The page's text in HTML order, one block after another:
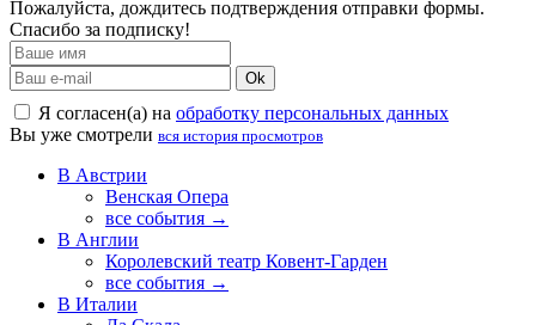
Пожалуйста, дождитесь подтверждения отправки формы.
Спасибо за подписку!
Ok
Я согласен(а) на обработку персональных данных
Вы уже смотрели вся история просмотров
В Австрии
Венская Опера
все события →
В Англии
Королевский театр Ковент-Гарден
все события →
В Италии